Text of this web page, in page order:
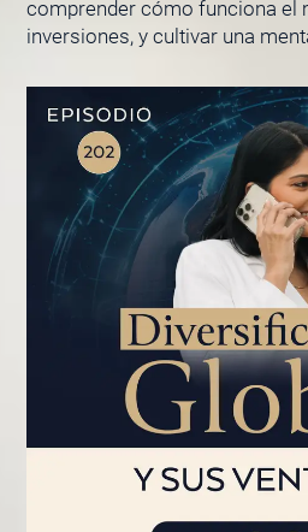
comprender cómo funciona el
inversiones, y cultivar una
PÁGINA
PÁGINA